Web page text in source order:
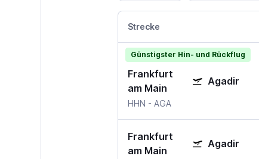
Strecke
Günstigster Hin- und Rückflug
Frankfurt
am Main
Agadir
HHN - AGA
Frankfurt
am Main
Agadir